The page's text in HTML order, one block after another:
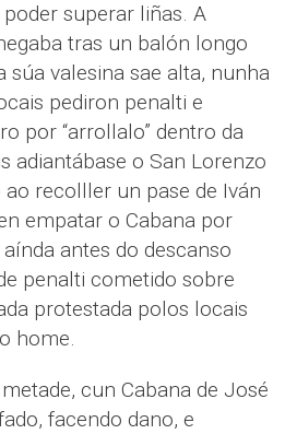
superar liñas. A
tras un balón longo
súa valesina sae alta, nunha
pediron penalti e
por “arrollalo” dentro da
adiantábase o San Lorenzo
recolller un pase de Iván
empatar o Cabana por
antes do descanso
penalti cometido sobre
protestada polos locais
home.
cun Cabana de José
facendo dano, e